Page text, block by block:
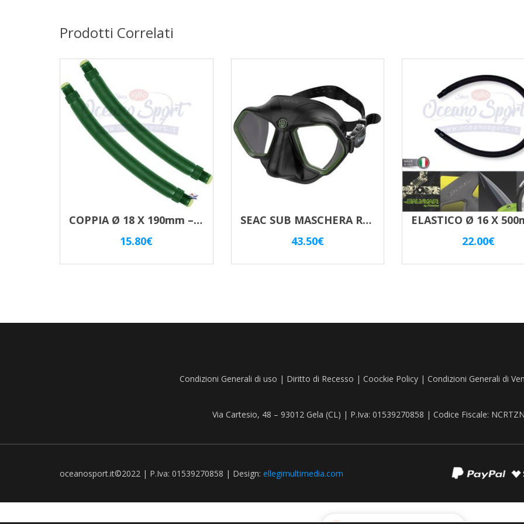
Prodotti Correlati
COPPIA Ø 18 X 190mm – 70/75 – POWER GREEN
15.80€
SEAC SUB MASCHERA RAPTOR
43.50€
22.00€
Condizioni Generali di uso | Diritto di Recesso | Coockie Policy| Condizioni Generali di
Via Cartesio, 48 – 93012 Gela (CL) | P.Iva: 01539270858 | Codice Fiscale:
oceanosport.it©2022 | P.Iva: 01539270858 | Design: ellegimultimedia.com